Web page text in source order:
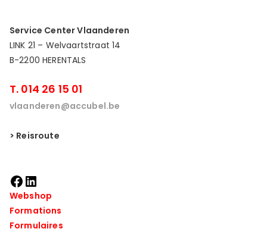
Service Center Vlaanderen
LINK 21 – Welvaartstraat 14
B-2200 HERENTALS
T. 014 26 15 01
vlaanderen@accubel.be
> Reisroute
Webshop
Formations
Formulaires